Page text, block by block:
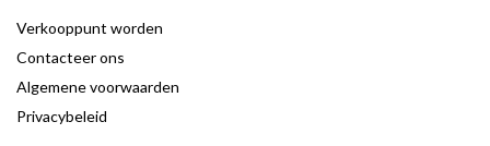
Verkooppunt worden
Contacteer ons
Algemene voorwaarden
Privacybeleid